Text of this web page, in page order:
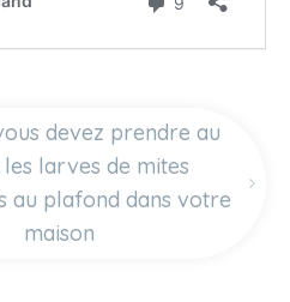
devez prendre au
larves de mites
au plafond dans votre
maison